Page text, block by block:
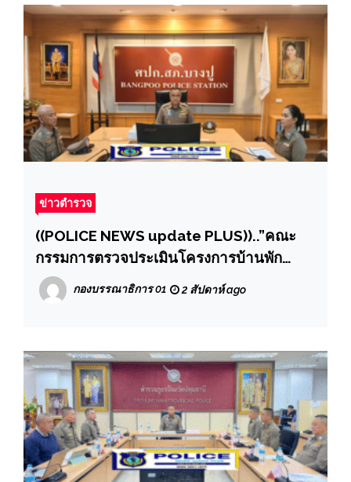
ข่าวตำรวจ
((POLICE NEWS update PLUS))..”คณะ
กรรมการตรวจประเมินโครงการบ้านพัก
ข้าราชการตำรวจน่าอยู่ ประจำปี 2569
กองบรรณาธิการ 01 2 สัปดาห์ ago